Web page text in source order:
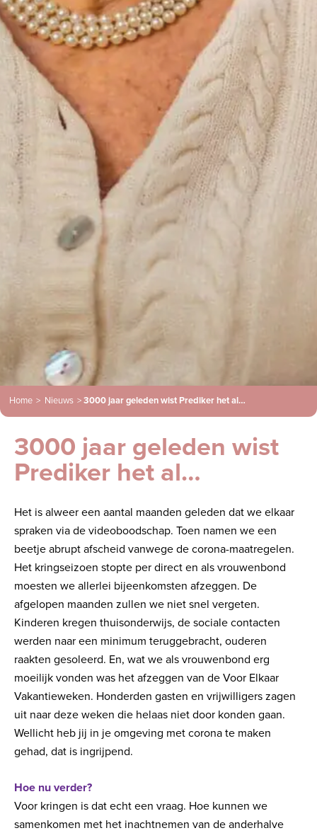
Home > Nieuws >3000 jaar geleden wist Prediker het al…
3000 jaar geleden wist
Prediker het al…
Het is alweer een aantal maanden geleden dat we elkaar
spraken via de videoboodschap. Toen namen we een
beetje abrupt afscheid vanwege de corona-maatregelen.
Het kringseizoen stopte per direct en als vrouwenbond
moesten we allerlei bijeenkomsten afzeggen. De
afgelopen maanden zullen we niet snel vergeten.
Kinderen kregen thuisonderwijs, de sociale contacten
werden naar een minimum teruggebracht, ouderen
raakten gesoleerd. En, wat we als vrouwenbond erg
moeilijk vonden was het afzeggen van de Voor Elkaar
Vakantieweken. Honderden gasten en vrijwilligers zagen
uit naar deze weken die helaas niet door konden gaan.
Wellicht heb jij in je omgeving met corona te maken
gehad, dat is ingrijpend.
Hoe nu verder?
Voor kringen is dat echt een vraag. Hoe kunnen we
samenkomen met het inachtnemen van de anderhalve